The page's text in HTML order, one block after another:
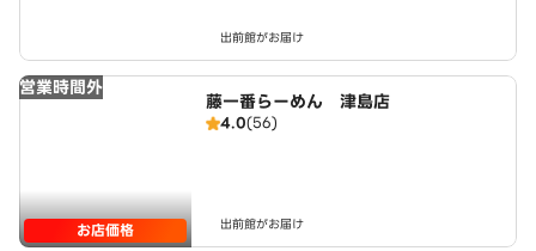
出前館がお届け
営業時間外
お店価格
藤一番らーめん 津島店
4.0(56)
出前館がお届け